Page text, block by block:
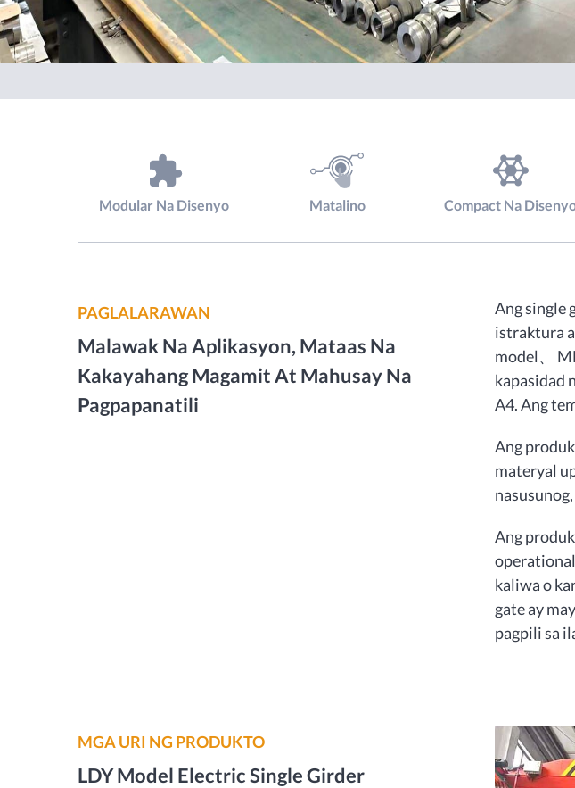
Modular Na Disenyo Matalino Compact Na
PAGLALARAWAN
Malawak Na Aplikasyon, Mataas Na
Kakayahang Magamit At Mahusay Na
Pagpapanatili
Ang single
istraktura
model、
kapasidad
A4. Ang
Ang
materyal
Ang
kaliwa o
gate ay
pagpili sa
MGA URI NG PRODUKTO
LDY Model Electric Single Girder